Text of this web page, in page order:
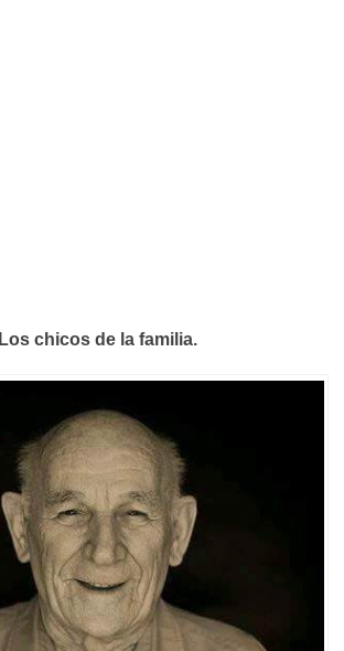
Los chicos de la familia.